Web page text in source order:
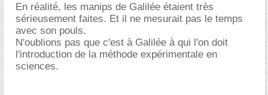
En réalité, les manips de Galilée étaient très
sérieusement faites. Et il ne mesurait pas le temps
avec son pouls.
N'oublions pas que c'est à Galilée à qui l'on doit
l'introduction de la méthode expérimentale en
sciences.